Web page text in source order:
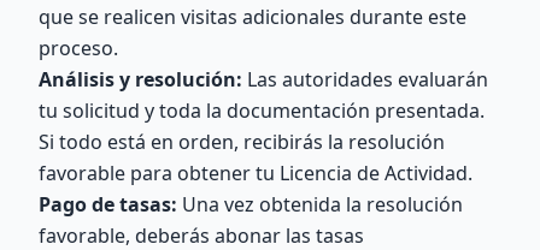
que se realicen visitas adicionales durante este
proceso.
Análisis y resolución: Las autoridades evaluarán
tu solicitud y toda la documentación presentada.
Si todo está en orden, recibirás la resolución
favorable para obtener tu Licencia de Actividad.
Pago de tasas: Una vez obtenida la resolución
favorable, deberás abonar las tasas